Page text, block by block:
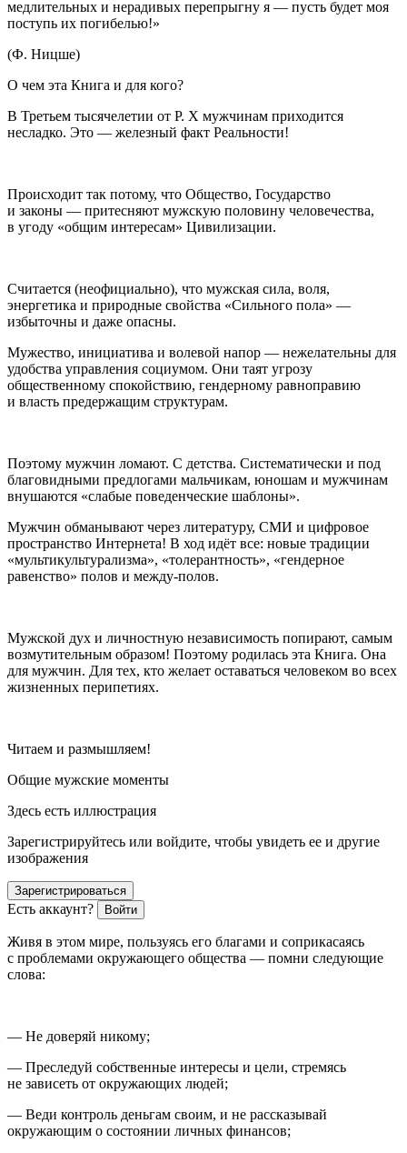
медлительных и нерадивых перепрыгну я — пусть будет моя
поступь их погибелью!»
(Ф. Ницше)
О чем эта Книга и для кого?
В Третьем тысячелетии от Р. Х мужчинам приходится
несладко. Это — железный факт Реальности!
Происходит так потому, что Общество, Государство
и законы — притесняют мужскую половину человечества,
в угоду «общим интересам» Цивилизации.
Считается (неофициально), что мужская сила, воля,
энергетика и природные свойства «Сильного пола» —
избыточны и даже опасны.
Мужество, инициатива и волевой напор — нежелательны для
удобства управления социумом. Они таят угрозу
общественному спокойствию, гендерному равноправию
и власть предержащим структурам.
Поэтому мужчин ломают. С детства. Систематически и под
благовидными предлогами мальчикам, юношам и мужчинам
внушаются «слабые поведенческие шаблоны».
Мужчин обманывают через литературу, СМИ и цифровое
пространство Интернета! В ход идёт все: новые традиции
«мультикультурализма», «толерантность», «гендерное
равенство» полов и между-полов.
Мужской дух и личностную независимость попирают, самым
возмутительным образом! Поэтому родилась эта Книга. Она
для мужчин. Для тех, кто желает оставаться человеком во всех
жизненных перипетиях.
Читаем и размышляем!
Общие мужские моменты
Здесь есть иллюстрация
Зарегистрируйтесь или войдите, чтобы увидеть ее и другие
изображения
Зарегистрироваться
Есть аккаунт? Войти
Живя в этом мире, пользуясь его благами и соприкасаясь
с проблемами окружающего общества — помни следующие
слова:
— Не доверяй никому;
— Преследуй собственные интересы и цели, стремясь
не зависеть от окружающих людей;
— Веди контроль деньгам своим, и не рассказывай
окружающим о состоянии личных финансов;